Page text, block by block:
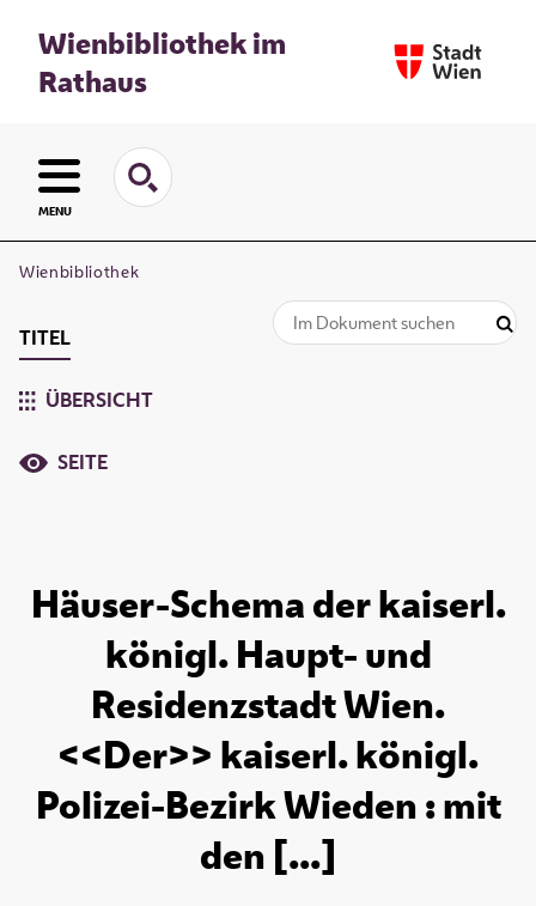
Wienbibliothek im
Rathaus
MENU
Wienbibliothek
TITEL
ÜBERSICHT
SEITE
Häuser-Schema der kaiserl.
königl. Haupt- und
Residenzstadt Wien.
<<Der>> kaiserl. königl.
Polizei-Bezirk Wieden : mit
den [...]